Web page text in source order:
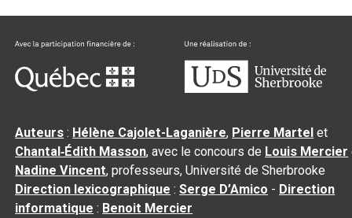
Auteurs : Hélène Cajolet-Laganière, Pierre Martel et
Chantal‑Édith Masson, avec le concours de Louis Mercier
Nadine Vincent, professeurs, Université de Sherbrooke
Direction lexicographique :Serge D’Amico - Direction
informatique : Benoit Mercier